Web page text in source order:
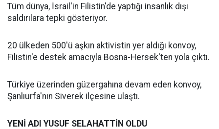
Tüm dünya, İsrail'in Filistin'de yaptığı insanlık dışı
saldırılara tepki gösteriyor.
20 ülkeden 500'ü aşkın aktivistin yer aldığı konvoy,
Filistin'e destek amacıyla Bosna-Hersek'ten yola çıktı.
Türkiye üzerinden güzergahına devam eden konvoy,
Şanlıurfa'nın Siverek ilçesine ulaştı.
YENİ ADI YUSUF SELAHATTİN OLDU